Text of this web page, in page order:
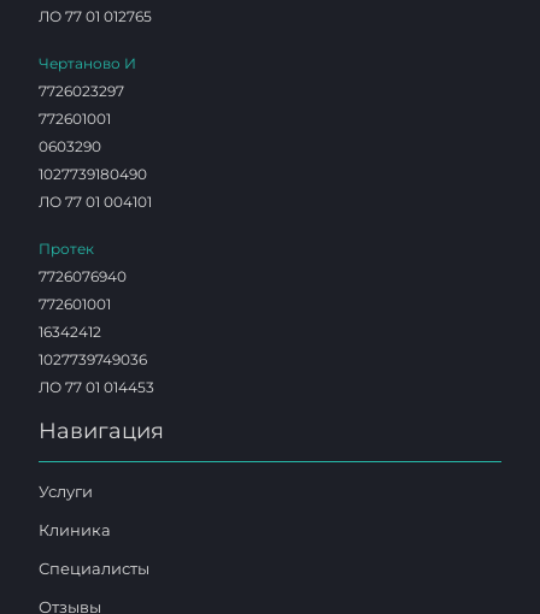
ЛО 77 01 012765
Чертаново И
7726023297
772601001
0603290
1027739180490
ЛО 77 01 004101
Протек
7726076940
772601001
16342412
1027739749036
ЛО 77 01 014453
Навигация
Услуги
Клиника
Специалисты
Отзывы